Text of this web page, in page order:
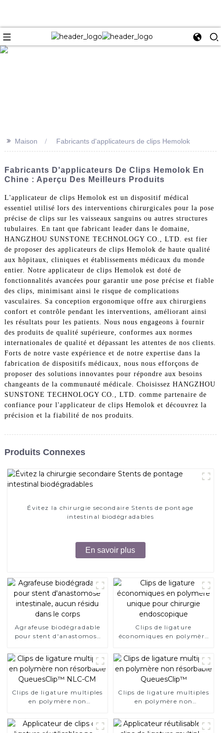
>> Maison Fabricants d'applicateurs de clips Hemolok
Fabricants D'applicateurs De Clips Hemolok En
Chine : Aperçu Des Meilleurs Produits
L'applicateur de clips Hemolok est un dispositif médical
essentiel utilisé lors des interventions chirurgicales pour la pose
précise de clips sur les vaisseaux sanguins ou autres structures
tubulaires. En tant que fabricant leader dans le domaine,
HANGZHOU SUNSTONE TECHNOLOGY CO., LTD. est fier
de proposer des applicateurs de clips Hemolok de haute qualité
aux hôpitaux, cliniques et établissements médicaux du monde
entier. Notre applicateur de clips Hemolok est doté de
fonctionnalités avancées pour garantir une pose précise et fiable
des clips, minimisant ainsi le risque de complications
vasculaires. Sa conception ergonomique offre aux chirurgiens
confort et contrôle pendant les interventions, améliorant ainsi
les résultats pour les patients. Nous nous engageons à fournir
des produits de qualité supérieure, conformes aux normes
internationales de qualité et dépassant les attentes de nos clients.
Forts de notre vaste expérience et de notre expertise dans la
fabrication de dispositifs médicaux, nous nous efforçons de
proposer des solutions innovantes pour répondre aux besoins
changeants de la communauté médicale. Choisissez HANGZHOU
SUNSTONE TECHNOLOGY CO., LTD. comme partenaire de
confiance pour l'applicateur de clips Hemolok et découvrez la
précision et la fiabilité de nos produits.
Produits Connexes
Évitez la chirurgie secondaire Stents de pontage
intestinal biodégradables
En savoir plus
Agrafeuse biodégradable
pour stent d'anastomose
Clips de ligature
économiques en polymère
Clips de ligature multiples
en polymère non
Clips de ligature multiples
en polymère non